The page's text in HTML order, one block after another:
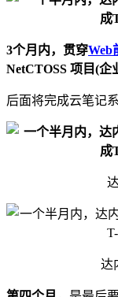
3个月内，贯穿Web
NetCTOSS 项目(企
后面将完成云笔记
达